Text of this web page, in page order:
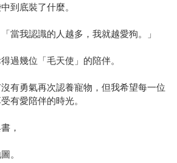
到底裝了什麼。
當我認識的人越多，我就越愛狗。」
過幾位「毛天使」的陪伴。
有勇氣再次認養寵物，但我希望每一位
有愛陪伴的時光。
，
。